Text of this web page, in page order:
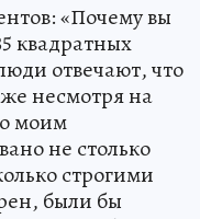
«Почему вы
квадратных
отвечают, что
несмотря на
моим
не столько
строгими
были бы